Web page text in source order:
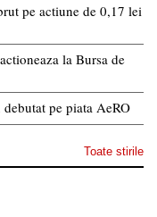
pe actiune de 0,17 lei
la Bursa de
pe piata AeRO
Toate stirile